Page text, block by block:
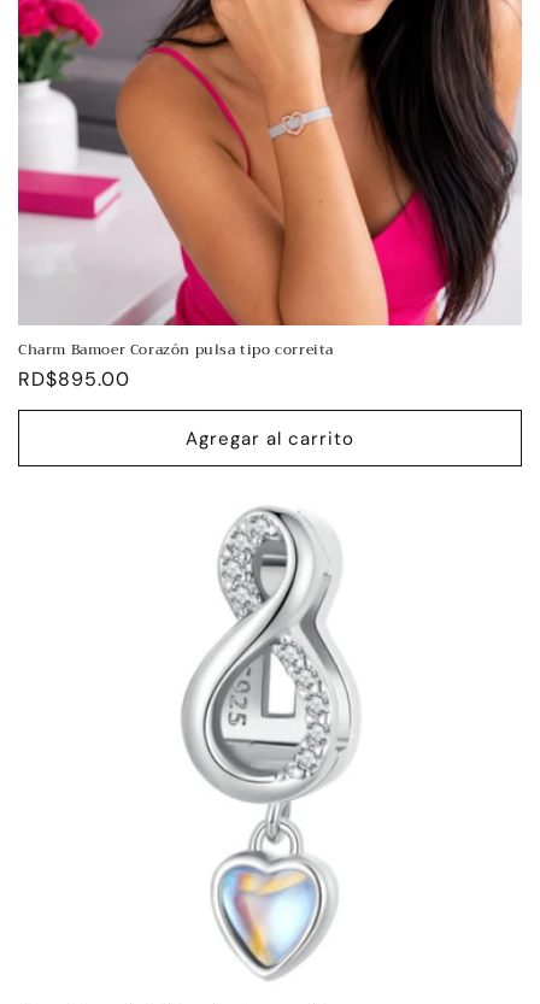
n
:
Charm Bamoer Corazón pulsa tipo correita
Precio
habitual
RD$895.00
Agregar al carrito